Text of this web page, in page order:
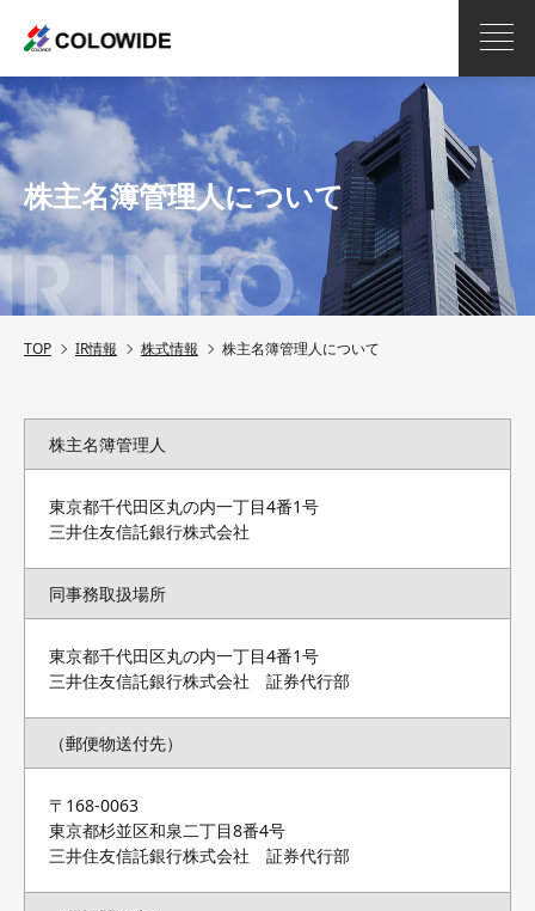
株主名簿管理人について
TOP IR情報 株式情報 株主名簿管理人について
株主名簿管理人
東京都千代田区丸の内一丁目4番1号
三井住友信託銀行株式会社
同事務取扱場所
東京都千代田区丸の内一丁目4番1号
三井住友信託銀行株式会社 証券代行部
（郵便物送付先）
〒168-0063
東京都杉並区和泉二丁目8番4号
三井住友信託銀行株式会社 証券代行部